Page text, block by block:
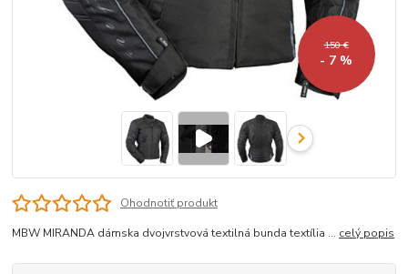
150 €
- 7 %
Ohodnotiť produkt
MBW MIRANDA dámska dvojvrstvová textilná bunda textília ... celý popis